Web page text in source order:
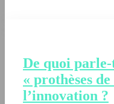
De quoi parle-
« prothèses
l’innovation ?